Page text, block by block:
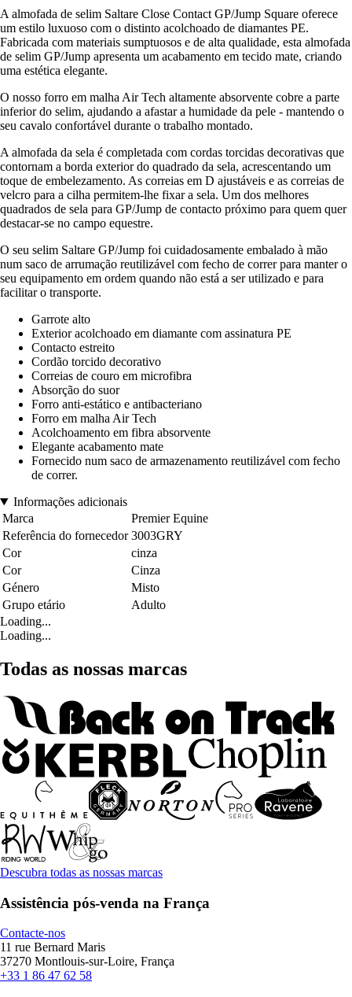
A almofada de selim Saltare Close Contact GP/Jump Square oferece
um estilo luxuoso com o distinto acolchoado de diamantes PE.
Fabricada com materiais sumptuosos e de alta qualidade, esta almofada
de selim GP/Jump apresenta um acabamento em tecido mate, criando
uma estética elegante.
O nosso forro em malha Air Tech altamente absorvente cobre a parte
inferior do selim, ajudando a afastar a humidade da pele - mantendo o
seu cavalo confortável durante o trabalho montado.
A almofada da sela é completada com cordas torcidas decorativas que
contornam a borda exterior do quadrado da sela, acrescentando um
toque de embelezamento. As correias em D ajustáveis e as correias de
velcro para a cilha permitem-lhe fixar a sela. Um dos melhores
quadrados de sela para GP/Jump de contacto próximo para quem quer
destacar-se no campo equestre.
O seu selim Saltare GP/Jump foi cuidadosamente embalado à mão
num saco de arrumação reutilizável com fecho de correr para manter o
seu equipamento em ordem quando não está a ser utilizado e para
facilitar o transporte.
Garrote alto
Exterior acolchoado em diamante com assinatura PE
Contacto estreito
Cordão torcido decorativo
Correias de couro em microfibra
Absorção do suor
Forro anti-estático e antibacteriano
Forro em malha Air Tech
Acolchoamento em fibra absorvente
Elegante acabamento mate
Fornecido num saco de armazenamento reutilizável com fecho
de correr.
Informações adicionais
Marca
Premier Equine
Referência do fornecedor 3003GRY
Cor
cinza
Cor
Cinza
Género
Misto
Grupo etário
Adulto
Loading...
Loading...
Todas as nossas marcas
Descubra todas as nossas marcas
Assistência pós-venda na França
Contacte-nos
11 rue Bernard Maris
37270 Montlouis-sur-Loire, França
+33 1 86 47 62 58